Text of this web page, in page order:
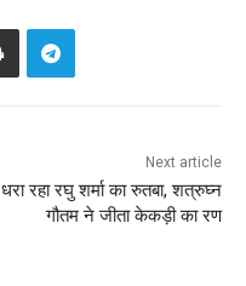
Next article
धरा रहा रघु शर्मा का रुतबा, शत्रुघ्न
गौतम ने जीता केकड़ी का रण